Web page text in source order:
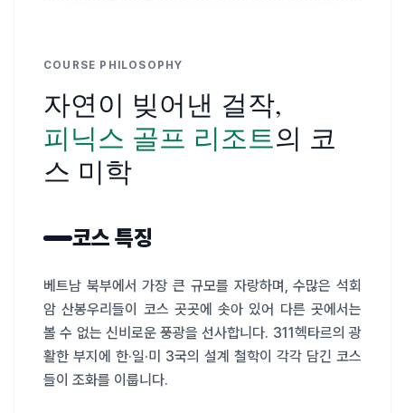
COURSE PHILOSOPHY
자연이 빚어낸 걸작,
피닉스 골프 리조트의 코
스 미학
코스 특징
베트남 북부에서 가장 큰 규모를 자랑하며, 수많은 석회
암 산봉우리들이 코스 곳곳에 솟아 있어 다른 곳에서는
볼 수 없는 신비로운 풍광을 선사합니다. 311헥타르의 광
활한 부지에 한·일·미 3국의 설계 철학이 각각 담긴 코스
들이 조화를 이룹니다.